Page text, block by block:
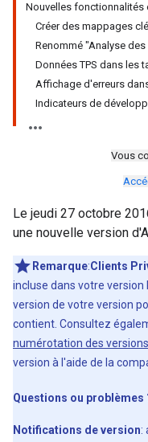
Nouvelles fonctionnalités
Créer des mappages
Renommé "Analyse
Données TPS dans les
Affichage d'erreurs
Indicateurs de
Vous
Le jeudi 27 octobre
une nouvelle version
Remarque:Clients
incluse dans votre version
version de votre version
contient. Consultez
numérotation des versions
version à l'aide de la
Questions ou problèmes
Notifications de version: